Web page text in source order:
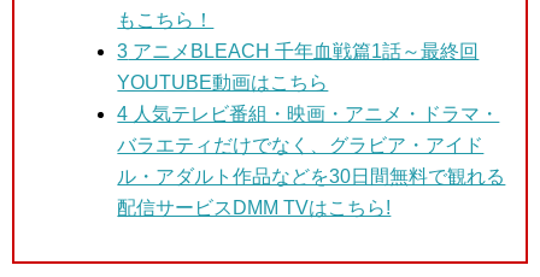
もこちら！
3 アニメBLEACH 千年血戦篇1話～最終回
YOUTUBE動画はこちら
4 人気テレビ番組・映画・アニメ・ドラマ・
バラエティだけでなく、グラビア・アイド
ル・アダルト作品などを30日間無料で観れる
配信サービスDMM TVはこちら!